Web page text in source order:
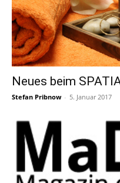
Neues beim
Stefan Pribnow - 5. Januar 2017